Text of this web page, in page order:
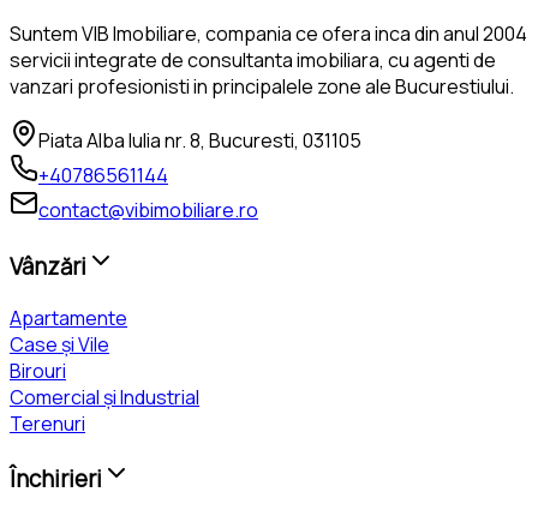
Suntem VIB Imobiliare, compania ce ofera inca din anul 2004
servicii integrate de consultanta imobiliara, cu agenti de
vanzari profesionisti in principalele zone ale Bucurestiului.
Piata Alba Iulia nr. 8, Bucuresti, 031105
+40786561144
contact@vibimobiliare.ro
Vânzări
Apartamente
Case și Vile
Birouri
Comercial și Industrial
Terenuri
Închirieri